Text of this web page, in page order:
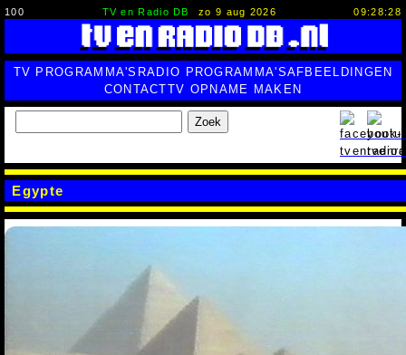
100 TV en Radio DB zo 9 aug 2026 09:28:29
TV PROGRAMMA'S RADIO PROGRAMMA'SAFBEELDINGEN
CONTACTTV OPNAME MAKEN
Zoek
Egypte